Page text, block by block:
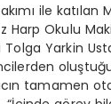
ile katılan
Harp Okulu
Yarkin
tamamen